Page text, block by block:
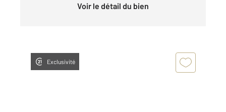
Voir le détail du bien
Exclusivité